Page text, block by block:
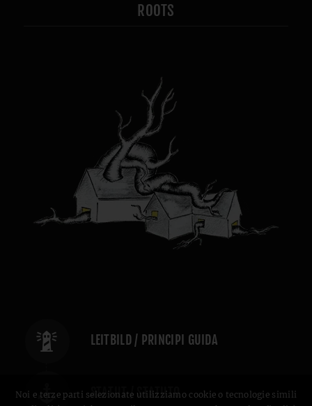
ROOTS
LEITBILD / PRINCIPI GUIDA
STATUT / STATUTO
Noi e terze parti selezionate utilizziamo cookie o tecnologie simili